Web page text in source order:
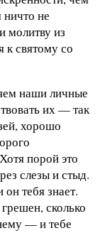
не
молитву из
к святому со
наши личные
их — так
хорошо
порой это
слезы и стыд.
тебя знает.
сколько
— и тебе